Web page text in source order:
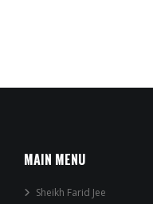
MAIN MENU
Sheikh Farid Jee